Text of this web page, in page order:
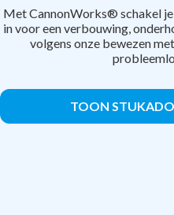
Met CannonWorks® schakel
in voor een verbouwing,
volgens onze bewezen
TOON